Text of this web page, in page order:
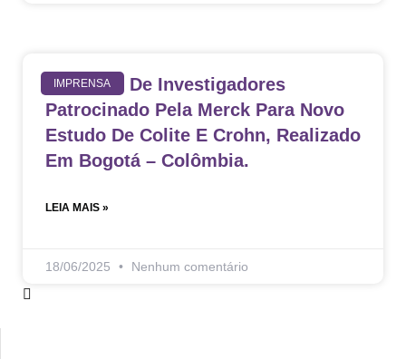
IMPRENSA
Encontro De Investigadores
Patrocinado Pela Merck Para Novo
Estudo De Colite E Crohn, Realizado
Em Bogotá – Colômbia.
LEIA MAIS »
18/06/2025 Nenhum comentário